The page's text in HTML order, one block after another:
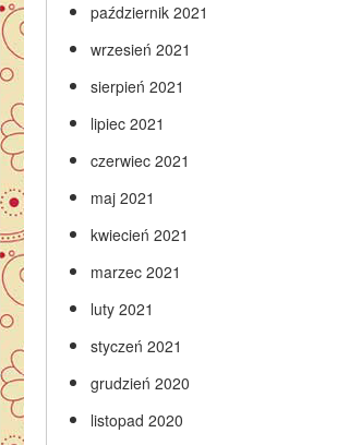
październik 2021
wrzesień 2021
sierpień 2021
lipiec 2021
czerwiec 2021
maj 2021
kwiecień 2021
marzec 2021
luty 2021
styczeń 2021
grudzień 2020
listopad 2020